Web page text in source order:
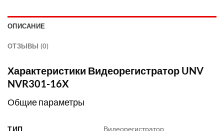
ОПИСАНИЕ
ОТЗЫВЫ (0)
Характеристики Видеорегистратор UNV
NVR301-16X
Общие параметры
ТИП
Видеорегистратор